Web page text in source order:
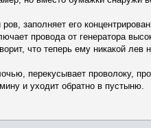
заполняет его
провода от генератора
что теперь ему никакой лев
перекусывает проволоку,
и уходит обратно в пустыню.